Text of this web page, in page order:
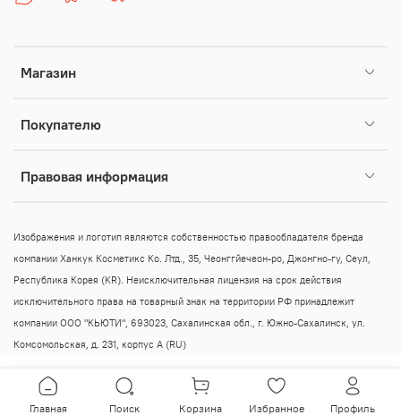
Магазин
Покупателю
Правовая информация
Изображения и логотип являются собственностью правообладателя бренда
компании Ханкук Косметикс Ко. Лтд., 35, Чеонггйечеон-ро, Джонгно-гу, Сеул,
Республика Корея (KR). Неисключительная лицензия на срок действия
исключительного права на товарный знак на территории РФ принадлежит
компании ООО "КЬЮТИ", 693023, Сахалинская обл., г. Южно-Сахалинск, ул.
Комсомольская, д. 231, корпус А (RU)
Главная Поиск Корзина Избранное Профиль